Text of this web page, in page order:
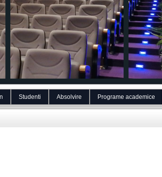
Studenti Absolvire Programe academice